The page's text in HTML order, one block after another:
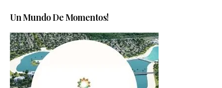
Un Mundo De Momentos!